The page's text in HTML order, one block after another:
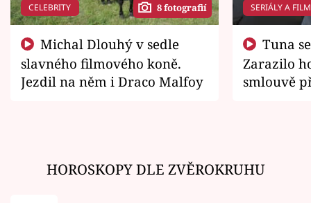
CELEBRITY 8 fotografií
slavného filmového koně.
Jezdil na něm i Draco Malfoy
SERIÁLY A
Zarazilo
smlouvě
HOROSKOPY DLE ZVĚROKRUHU